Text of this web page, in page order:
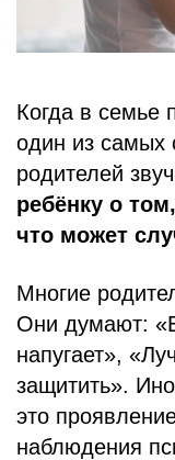
Когда в семье
один из самых
родителей
ребёнку о
что может
Многие
Они думают:
напугает»,
защитить».
это
наблюдения